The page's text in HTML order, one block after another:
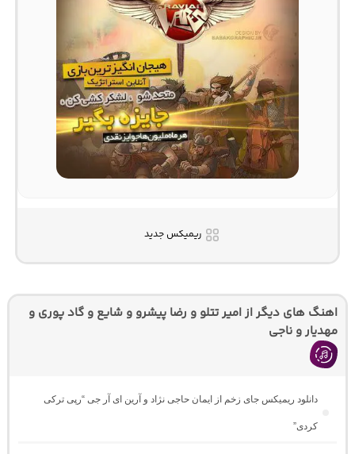
ریمیکس جدید
اهنگ های دیگر از امیر تتلو و رضا پیشرو و شایع و گاد پوری و
مهدیار و ناجی
دانلود ریمیکس جای زخم از ایمان حاجی نژاد و آرین ای آر جی “رپی ترکی
کردی”